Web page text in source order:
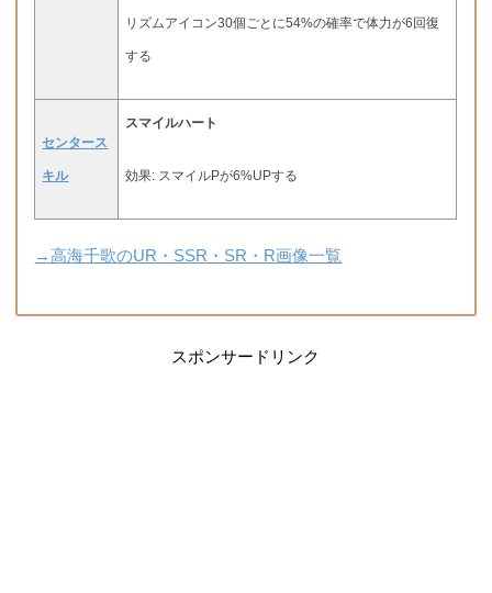
リズムアイコン30個ごとに54%の確率で体力が6回復
する
センタース
キル
スマイルハート
効果: スマイルPが6%UPする
→高海千歌のUR・SSR・SR・R画像一覧
スポンサードリンク